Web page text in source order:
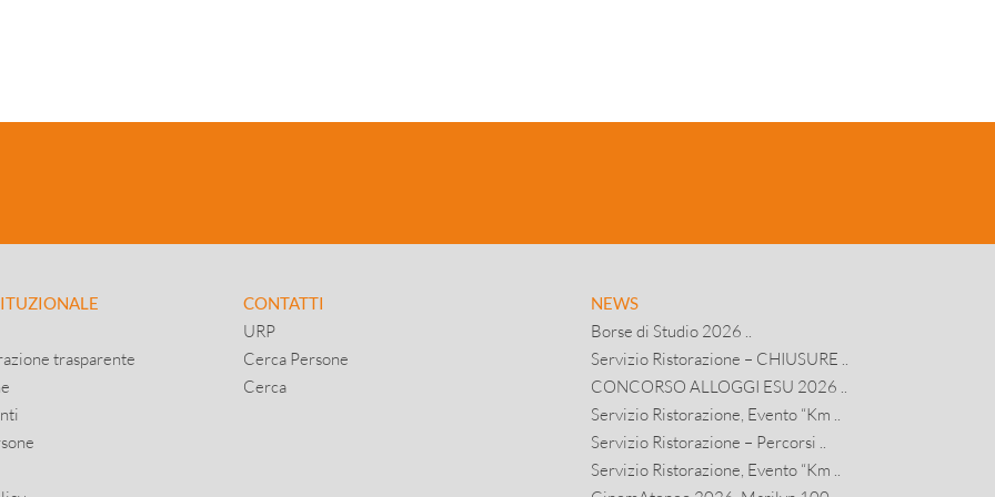
trasparente
CONTATTI
URP
Cerca Persone
Cerca
NEWS
Borse di Studio 2026 ..
Servizio Ristorazione – CHIUSURE ..
CONCORSO ALLOGGI ESU 2026 ..
Servizio Ristorazione, Evento “Km ..
Servizio Ristorazione – Percorsi ..
Servizio Ristorazione, Evento “Km ..